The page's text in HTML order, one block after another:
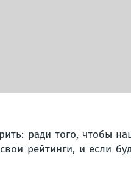
ради того, чтобы
рейтинги, и если